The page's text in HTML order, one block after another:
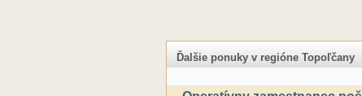
Ďalšie ponuky v regióne Topoľčany